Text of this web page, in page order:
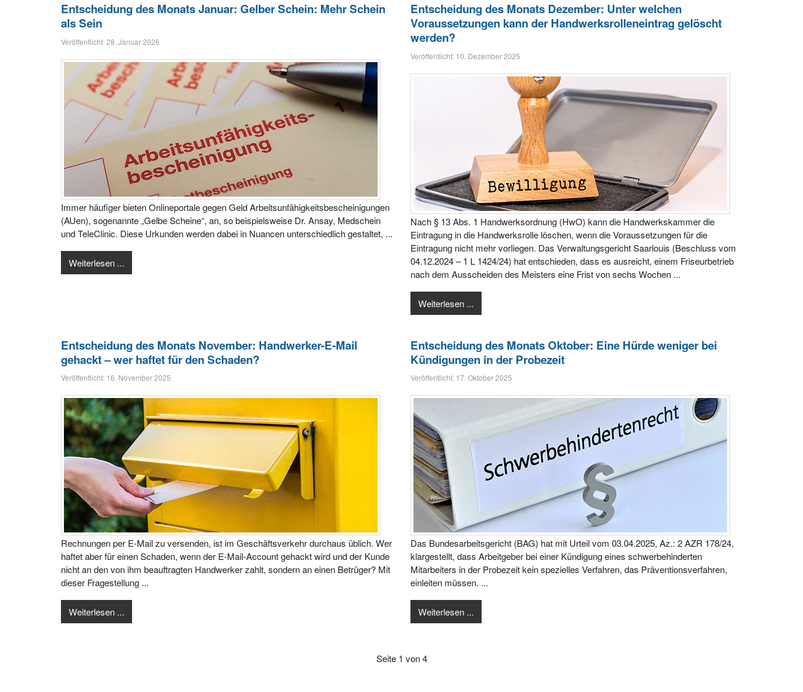
Entscheidung des Monats Januar: Gelber Schein: Mehr Schein
als Sein
Veröffentlicht: 28. Januar 2026
Immer häufiger bieten Onlineportale gegen Geld Arbeitsunfähigkeitsbescheinigungen
(AUen), sogenannte „Gelbe Scheine“, an, so beispielsweise Dr. Ansay, Medschein
und TeleClinic. Diese Urkunden werden dabei in Nuancen unterschiedlich gestaltet, ...
Weiterlesen ...
Entscheidung des Monats Dezember: Unter welchen
Voraussetzungen kann der Handwerksrolleneintrag gelöscht
werden?
Veröffentlicht: 10. Dezember 2025
Nach § 13 Abs. 1 Handwerksordnung (HwO) kann die Handwerkskammer die
Eintragung in die Handwerksrolle löschen, wenn die Voraussetzungen für die
Eintragung nicht mehr vorliegen. Das Verwaltungsgericht Saarlouis (Beschluss vom
04.12.2024 – 1 L 1424/24) hat entschieden, dass es ausreicht, einem Friseurbetrieb
nach dem Ausscheiden des Meisters eine Frist von sechs Wochen ...
Weiterlesen ...
Entscheidung des Monats November: Handwerker-E-Mail
gehackt – wer haftet für den Schaden?
Veröffentlicht: 16. November 2025
Rechnungen per E‑Mail zu versenden, ist im Geschäftsverkehr durchaus üblich. Wer
haftet aber für einen Schaden, wenn der E‑Mail-Account gehackt wird und der Kunde
nicht an den von ihm beauftragten Handwerker zahlt, sondern an einen Betrüger? Mit
dieser Fragestellung ...
Weiterlesen ...
Entscheidung des Monats Oktober: Eine Hürde weniger bei
Kündigungen in der Probezeit
Veröffentlicht: 17. Oktober 2025
Das Bundesarbeitsgericht (BAG) hat mit Urteil vom 03.04.2025, Az.: 2 AZR 178/24,
klargestellt, dass Arbeitgeber bei einer Kündigung eines schwerbehinderten
Mitarbeiters in der Probezeit kein spezielles Verfahren, das Präventionsverfahren,
einleiten müssen. ...
Weiterlesen ...
Seite 1 von 4